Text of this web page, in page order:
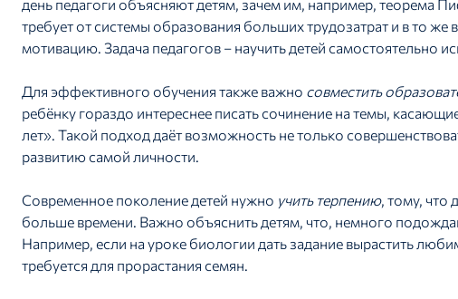
день педагоги объясняют детям, зачем им, например, теорема
требует от системы образования больших трудозатрат и в то
мотивацию. Задача педагогов – научить детей самостоятельно
Для эффективного обучения также важно совместить
ребёнку гораздо интереснее писать сочинение на темы,
лет». Такой подход даёт возможность не только
развитию самой личности.
Современное поколение детей нужно учить терпению, тому, что
больше времени. Важно объяснить детям, что, немного
Например, если на уроке биологии дать задание вырастить
требуется для прорастания семян.